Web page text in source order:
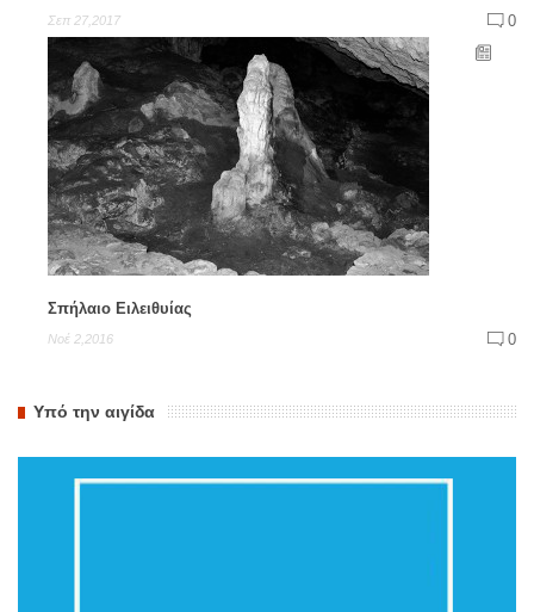
Σεπ 27,2017 0
Σπήλαιο Ειλειθυίας
Νοέ 2,2016 0
Υπό την αιγίδα